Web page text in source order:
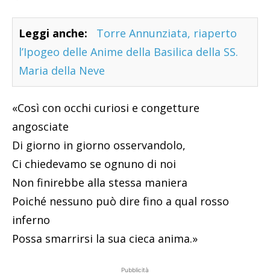
Leggi anche:
Torre Annunziata, riaperto
l’Ipogeo delle Anime della Basilica della SS.
Maria della Neve
«Così con occhi curiosi e congetture
angosciate
Di giorno in giorno osservandolo,
Ci chiedevamo se ognuno di noi
Non finirebbe alla stessa maniera
Poiché nessuno può dire fino a qual rosso
inferno
Possa smarrirsi la sua cieca anima.»
Pubblicità